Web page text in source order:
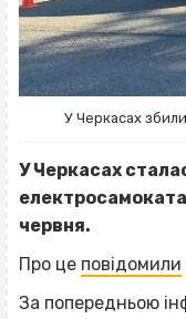
У Черкасах
У Черкасах
електросамоката
червня.
Про це повідомили
За попередньою